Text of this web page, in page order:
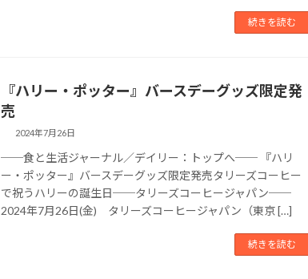
続きを読む
『ハリー・ポッター』バースデーグッズ限定発
売
2024年7月26日
──食と生活ジャーナル／デイリー：トップへ── 『ハリ
ー・ポッター』バースデーグッズ限定発売タリーズコーヒー
で祝うハリーの誕生日──タリーズコーヒージャパン──
2024年7月26日(金) タリーズコーヒージャパン（東京 […]
続きを読む